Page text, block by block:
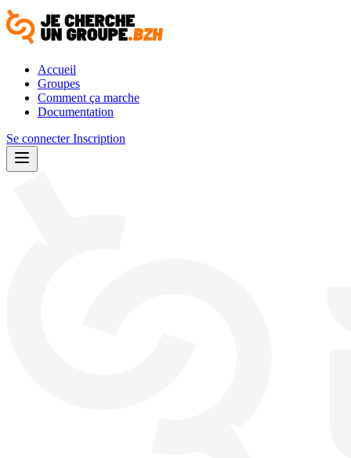
Accueil
Groupes
Comment ça marche
Documentation
Se connecterInscription